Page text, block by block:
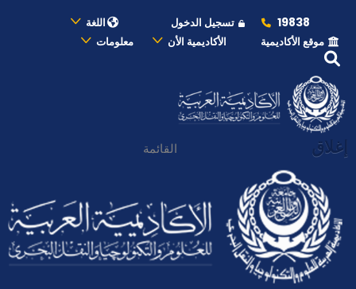
19838 تسجيل الدخول
اللغة
موقع الأكاديمية
الأكاديمية الأن معلومات
إغلاق القائمة